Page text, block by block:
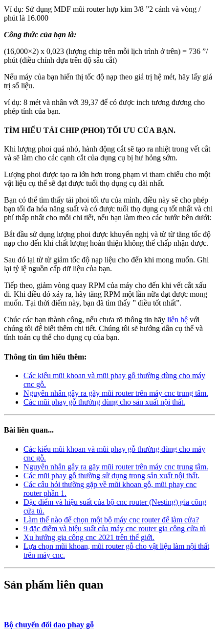
Ví dụ: Sử dụng MDF mũi router hợp kim 3/8 ”2 cánh và vòng /
phút là 16.000
Công thức của bạn là:
(16,000×2) x 0,023 (lượng chip trên mỗi lịch trình ở trên) = 736 ”/
phút (điều chỉnh dựa trên độ sâu cắt)
Nếu máy của bạn hiển thị tốc độ nạp theo giá trị hệ mét, hãy lấy giá
trị số liệu.
ví dụ: 8 mét và nhân với 39,37 để có được inch tương đương cho
phép tính của bạn.
TÌM HIỂU TẢI CHIP (PHOI) TỐI ƯU CỦA BẠN.
Khi lượng phoi quá nhỏ, hành động cắt sẽ tạo ra nhiệt trong vết cắt
và sẽ làm cho các cạnh cắt của dụng cụ bị hư hỏng sớm.
Lượng phoi được tạo ra lớn hơn trong phạm vi tham chiếu cho một
vật liệu cụ thể sẽ đạt được tuổi thọ dụng cụ dài nhất.
Bạn có thể tìm thấy tải phoi tối ưu của mình, điều này sẽ cho phép
bạn tối đa hóa năng suất và có được tuổi thọ dụng cụ tốt nhất và chi
phí thấp nhất cho mỗi chi tiết, nếu bạn làm theo các bước bên dưới:
Bắt đầu sử dụng lượng phoi được khuyến nghị và từ từ tăng tốc độ
nạp cho đến khi chất lượng hoàn thiện không thể chấp nhận được.
Sau đó lại từ từ giảm tốc độ nạp liệu cho đến khi mong muốn. Ghi
lại tỷ lệ nguồn cấp dữ liệu của bạn.
Tiếp theo, giảm vòng quay RPM của máy cho đến khi vết cắt xấu
đi. Khi điều đó xảy ra, hãy tăng RPM một lần nữa đạt được mong
muốn. Tại thời điểm này, bạn đã tìm thấy ” điều tốt nhất”.
Chúc các bạn thành công, nếu chưa rõ thông tin hãy liên hệ với
chúng tôi để biết thêm chi tiết. Chúng tôi sẽ hướng dẫn cụ thể và
tính toán cụ thể cho dụng cụ của bạn.
Thông tin tìm hiểu thêm:
Các kiểu mũi khoan và mũi phay gỗ thường dùng cho máy
cnc gỗ.
Nguyên nhân gây ra gãy mũi router trên máy cnc trung tâm.
Các mũi phay gỗ thường dùng cho sản xuất nội thất.
Bài liên quan...
Các kiểu mũi khoan và mũi phay gỗ thường dùng cho máy
cnc gỗ.
Nguyên nhân gây ra gãy mũi router trên máy cnc trung tâm.
Các mũi phay gỗ thường sử dụng trong sản xuất nội thất.
Các câu hỏi thường gặp về mũi khoan gỗ, mũi phay cnc
router phần 1.
Đặc điểm và hiệu suất của bộ cnc router (Nesting) gia công
cửa tủ.
Làm thế nào để chọn một bộ máy cnc router để làm cửa?
9 đặc điểm và hiệu suất của máy cnc router gia công cửa tủ
Xu hướng gia công cnc 2021 trên thế giới.
Lựa chọn mũi khoan, mũi router gỗ cho vật liệu làm nội thất
trên máy cnc.
Sản phẩm liên quan
Bộ chuyển đổi dao phay gỗ